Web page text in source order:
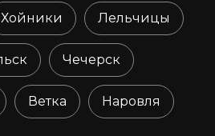
Хойники Лельчицы
Чечерск
Ветка Наровля